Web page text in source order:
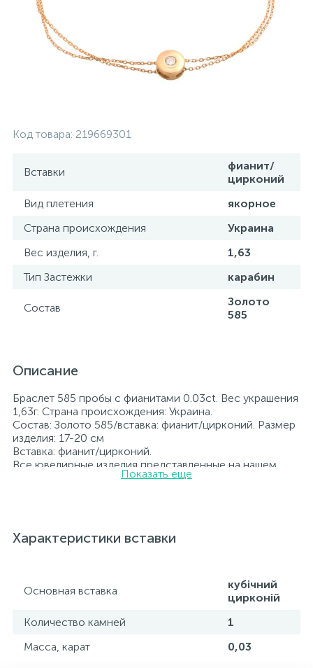
Код товара: 219669301
Вставки
фианит/
цирконий
Вид плетения
якорное
Страна происхождения
Украина
Вес изделия, г.
1,63
Тип Застежки
карабин
Состав
Золото
585
Описание
Браслет 585 пробы с фианитами 0.03ct. Вес украшения
1,63г. Страна происхождения: Украина.
Состав: Золото 585/вставка: фианит/цирконий. Размер
изделия: 17-20 см
Вставка: фианит/цирконий.
Все ювелирные изделия представленные на нашем
сайте прошли внутренний контроль качества, а также
прилагаются бирка с указанием всех
параметров.*Цвета изделий на сайте могут
Показать еще
Характеристики вставки
Основная вставка
кубічний
цирконій
Количество камней
1
Масса, карат
0,03
КонтактыСеребряные колье
Серебряные цепочки